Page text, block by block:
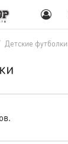
Детские футболки